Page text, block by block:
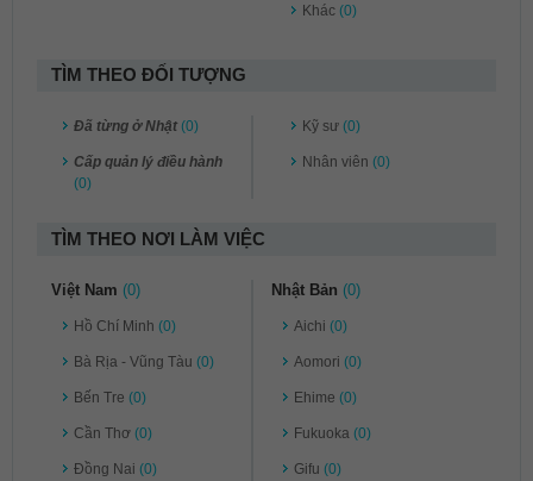
Khác (0)
TÌM THEO ĐỐI TƯỢNG
Đã từng ở Nhật (0)
Cấp quản lý điều hành
(0)
Kỹ sư (0)
Nhân viên (0)
TÌM THEO NƠI LÀM VIỆC
Việt Nam (0)
Hồ Chí Minh (0)
Bà Rịa - Vũng Tàu (0)
Bến Tre (0)
Cần Thơ (0)
Đồng Nai (0)
Nhật Bản (0)
Aichi (0)
Aomori (0)
Ehime (0)
Fukuoka (0)
Gifu (0)